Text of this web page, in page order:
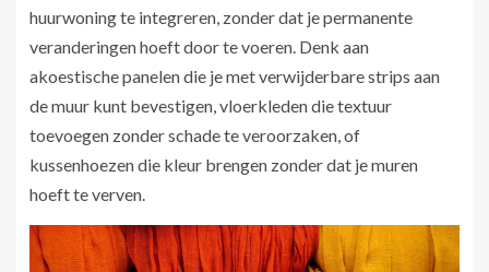
huurwoning te integreren, zonder dat je permanente
veranderingen hoeft door te voeren. Denk aan
akoestische panelen die je met verwijderbare strips aan
de muur kunt bevestigen, vloerkleden die textuur
toevoegen zonder schade te veroorzaken, of
kussenhoezen die kleur brengen zonder dat je muren
hoeft te verven.